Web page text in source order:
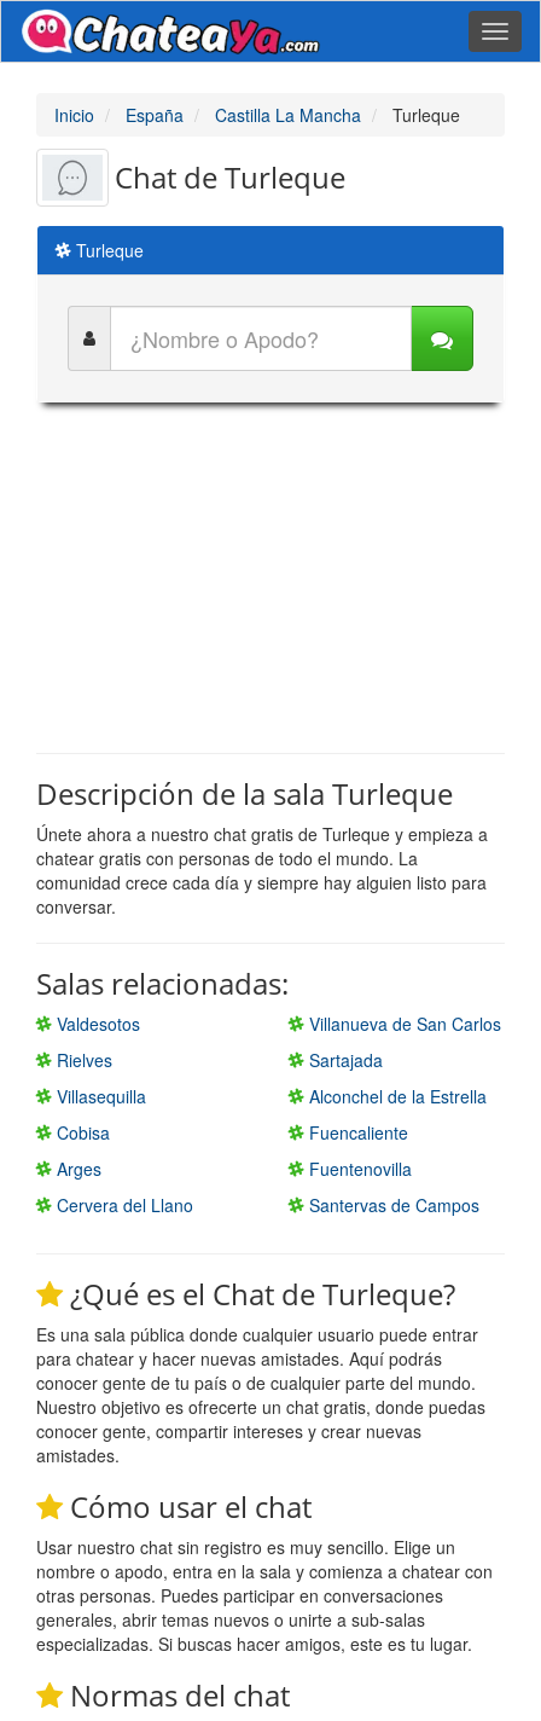
Inicio España Castilla La Mancha Turleque
Chat de Turleque
Turleque
Descripción de la sala Turleque
Únete ahora a nuestro chat gratis de Turleque y empieza a
chatear gratis con personas de todo el mundo. La
comunidad crece cada día y siempre hay alguien listo para
conversar.
Salas relacionadas:
Valdesotos
Villanueva de San Carlos
Rielves
Sartajada
Villasequilla
Alconchel de la Estrella
Cobisa
Fuencaliente
Arges
Fuentenovilla
Cervera del Llano
Santervas de Campos
¿Qué es el Chat de Turleque?
Es una sala pública donde cualquier usuario puede entrar
para chatear y hacer nuevas amistades. Aquí podrás
conocer gente de tu país o de cualquier parte del mundo.
Nuestro objetivo es ofrecerte un chat gratis, donde puedas
conocer gente, compartir intereses y crear nuevas
amistades.
Cómo usar el chat
Usar nuestro chat sin registro es muy sencillo. Elige un
nombre o apodo, entra en la sala y comienza a chatear con
otras personas. Puedes participar en conversaciones
generales, abrir temas nuevos o unirte a sub-salas
especializadas. Si buscas hacer amigos, este es tu lugar.
Normas del chat